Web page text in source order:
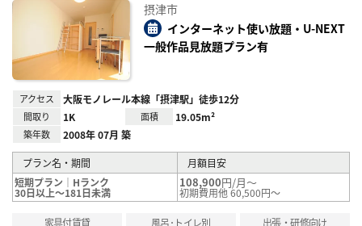
り登
録
摂津市
インターネット使い放題・U-NEXT
一般作品見放題プラン有
アクセス 大阪モノレール本線「摂津駅」徒歩12分
間取り 1K 面積 19.05m²
築年数 2008年 07月 築
プラン名・期間
月額目安
短期プラン｜Hランク
30日以上～181日未満
108,900円/月～
初期費用他 60,500円～
家具付賃貸 風呂･トイレ別 出張・研修向け